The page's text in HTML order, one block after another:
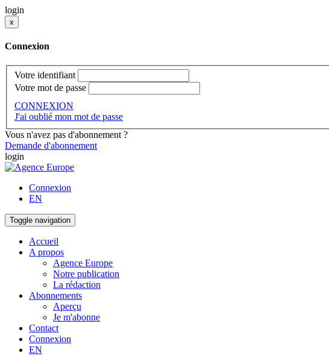
login
x
Connexion
Votre identifiant
Votre mot de passe
CONNEXION
J'ai oublié mon mot de passe
Vous n'avez pas d'abonnement ?
Demande d'abonnement
login
Connexion
EN
Toggle navigation
Accueil
A propos
Agence Europe
Notre publication
La rédaction
Abonnements
Aperçu
Je m'abonne
Contact
Connexion
EN